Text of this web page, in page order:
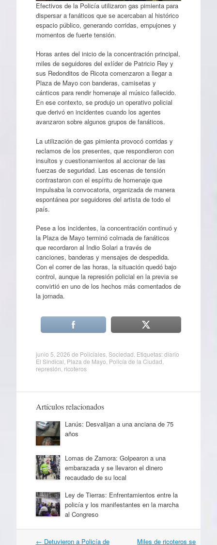
Efectivos de la Policía utilizaron gas pimienta para
dispersar a fanáticos que se acercaban al histórico
espacio público, generando corridas, empujones y
momentos de fuerte tensión.
Horas antes del inicio de la concentración principal,
miles de seguidores del exlíder de Patricio Rey y
sus Redonditos de Ricota comenzaron a llegar a
Plaza de Mayo con banderas, camisetas y
cánticos para rendir homenaje al músico fallecido.
En ese contexto, se produjo un operativo policial
que derivó en incidentes cuando los agentes
avanzaron sobre algunos grupos de fanáticos.
La utilización de gas pimienta provocó corridas y
reclamos de los presentes, que respondieron con
insultos y cuestionamientos al accionar de las
fuerzas de seguridad. Las escenas de tensión
contrastaron con el espíritu de homenaje que
impulsaba la convocatoria, organizada de manera
espontánea por seguidores del artista de todo el
país.
Pese a los incidentes, la concentración continuó y
la Plaza de Mayo terminó colmada de fanáticos
que recordaron al Indio Solari a través de
canciones, banderas y mensajes de despedida.
Con el correr de las horas, la situación quedó bajo
control, aunque la represión policial en la previa se
convirtió en uno de los hechos más comentados de
la jornada.
junio 5, 2026 de Policiales, Sociedad . Etiquetas:diario
El Sindical Plaza de Mayo Policía de la Ciudad
represión ricoteros
Artículos relacionados
Lanús: Desvalijan a una anciana de 75
años
Lomas de Zamora: Golpearon a una
embarazada y se llevaron el dinero
recaudado de su local
Ley de Tierras: Enfrentamientos entre la
policía y los manifestantes en la marcha
al Congreso
Navegación
← Detuvieron a Policía de Miles de ricoteros se